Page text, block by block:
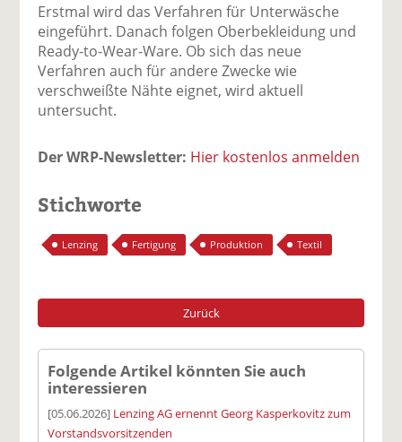
Erstmal wird das Verfahren für Unterwäsche
eingeführt. Danach folgen Oberbekleidung und
Ready-to-Wear-Ware. Ob sich das neue
Verfahren auch für andere Zwecke wie
verschweißte Nähte eignet, wird aktuell
untersucht.
Der WRP-Newsletter: Hier kostenlos anmelden
Stichworte
Lenzing Fertigung Produktion Textil
Zurück
Folgende Artikel könnten Sie auch
interessieren
[05.06.2026] Lenzing AG ernennt Georg Kasperkovitz zum
Vorstandsvorsitzenden